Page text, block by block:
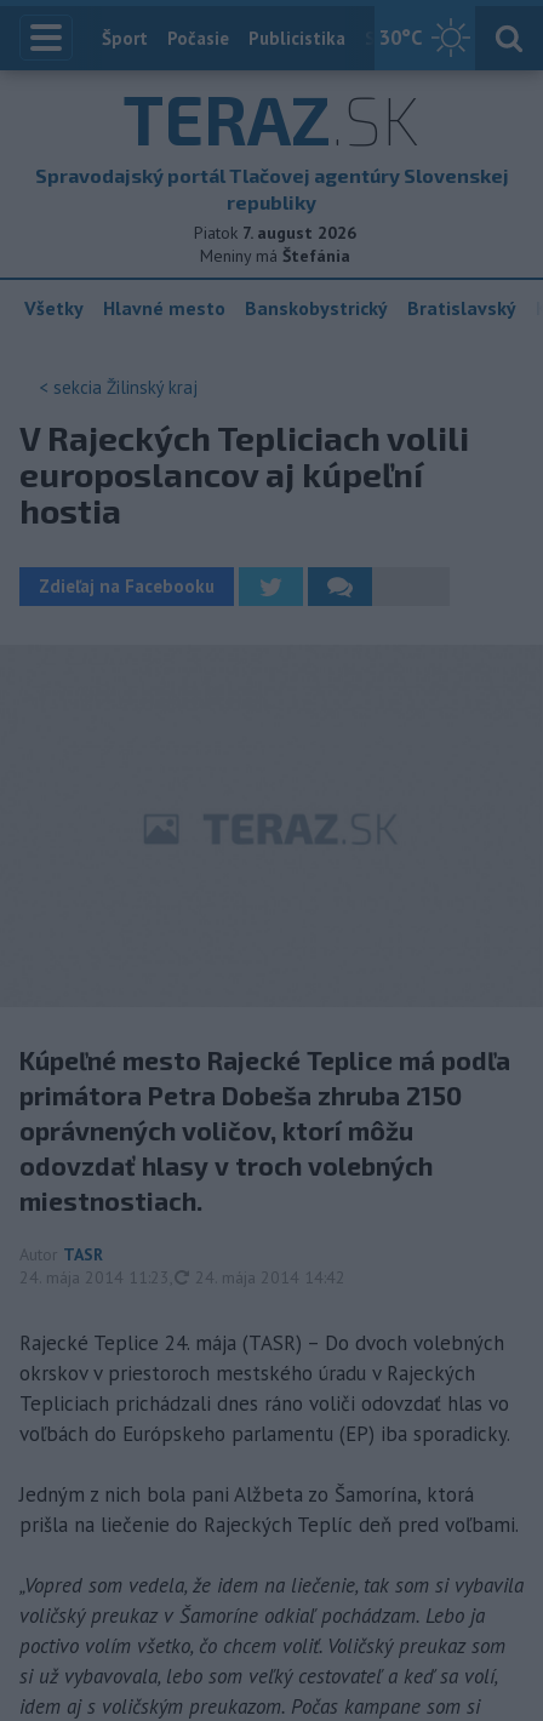
30°C
Index
Šport Počasie Publicistika Slovensko
TERAZ.SK
Spravodajský portál Tlačovej agentúry Slovenskej
republiky
Piatok 7. august 2026
Meniny má Štefánia
Všetky Hlavné mesto Banskobystrický Bratislavský
< sekcia Žilinský kraj
V Rajeckých Tepliciach volili
europoslancov aj kúpeľní
hostia
Zdieľaj na Facebooku
Kúpeľné mesto Rajecké Teplice má podľa
primátora Petra Dobeša zhruba 2150
oprávnených voličov, ktorí môžu
odovzdať hlasy v troch volebných
miestnostiach.
Autor TASR
24. mája 2014 11:23
aktualizované
24. mája 2014 14:42
Rajecké Teplice 24. mája (TASR) – Do dvoch volebných
okrskov v priestoroch mestského úradu v Rajeckých
Tepliciach prichádzali dnes ráno voliči odovzdať hlas vo
voľbách do Európskeho parlamentu (EP) iba sporadicky.
Jedným z nich bola pani Alžbeta zo Šamorína, ktorá
prišla na liečenie do Rajeckých Teplíc deň pred voľbami.
„Vopred som vedela, že idem na liečenie, tak som si vybavila
voličský preukaz v Šamoríne odkiaľ pochádzam. Lebo ja
poctivo volím všetko, čo chcem voliť. Voličský preukaz som
si už vybavovala, lebo som veľký cestovateľ a keď sa volí,
idem aj s voličským preukazom. Počas kampane som si